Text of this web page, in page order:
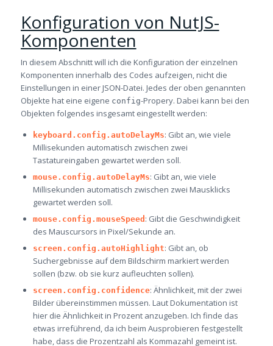
Konfiguration von NutJS-
Komponenten
In diesem Abschnitt will ich die Konfiguration der einzelnen
Komponenten innerhalb des Codes aufzeigen, nicht die
Einstellungen in einer JSON-Datei. Jedes der oben genannten
Objekte hat eine eigene config-Propery. Dabei kann bei den
Objekten folgendes insgesamt eingestellt werden:
keyboard.config.autoDelayMs: Gibt an, wie viele
Millisekunden automatisch zwischen zwei
Tastatureingaben gewartet werden soll.
mouse.config.autoDelayMs: Gibt an, wie viele
Millisekunden automatisch zwischen zwei Mausklicks
gewartet werden soll.
mouse.config.mouseSpeed : Gibt die Geschwindigkeit
des Mauscursors in Pixel/Sekunde an.
screen.config.autoHighlight: Gibt an, ob
Suchergebnisse auf dem Bildschirm markiert werden
sollen (bzw. ob sie kurz aufleuchten sollen).
screen.config.confidence: Ähnlichkeit, mit der zwei
Bilder übereinstimmen müssen. Laut Dokumentation ist
hier die Ähnlichkeit in Prozent anzugeben. Ich finde das
etwas irreführend, da ich beim Ausprobieren festgestellt
habe, dass die Prozentzahl als Kommazahl gemeint ist.